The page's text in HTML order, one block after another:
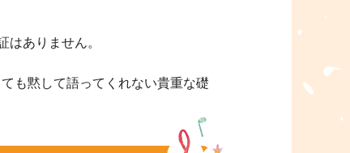
ありません。
も黙して語ってくれない貴重な礎